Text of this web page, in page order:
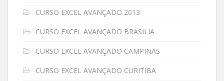
CURSO EXCEL AVANÇADO 2013
CURSO EXCEL AVANÇADO BRASILIA
CURSO EXCEL AVANÇADO CAMPINAS
CURSO EXCEL AVANÇADO CURITIBA